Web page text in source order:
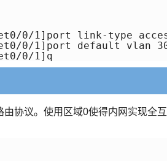
0/1]port link-type
0/1]port default vlan
协议。使用区域0使得内网实现全